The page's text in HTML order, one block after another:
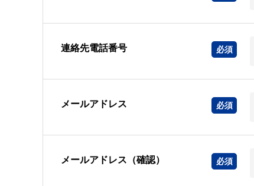
連絡先電話番号
メールアドレス
メールアドレス（確認）